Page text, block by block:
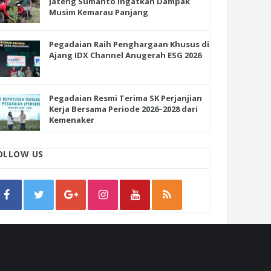
Musim Kemarau Panjang
Pegadaian Raih Penghargaan Khusus di
Ajang IDX Channel Anugerah ESG 2026
Pegadaian Resmi Terima SK Perjanjian
Kerja Bersama Periode 2026–2028 dari
Kemenaker
US